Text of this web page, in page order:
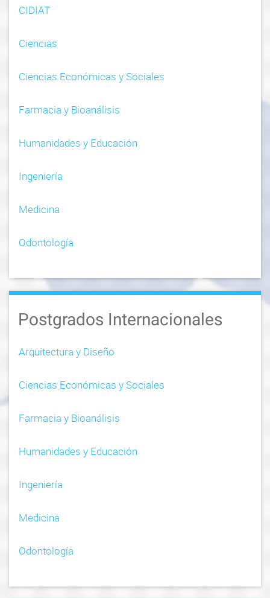
CIDIAT
Ciencias
Ciencias Económicas y Sociales
Farmacia y Bioanálisis
Humanidades y Educación
Ingeniería
Medicina
Odontología
Postgrados Internacionales
Arquitectura y Diseño
Ciencias Económicas y Sociales
Farmacia y Bioanálisis
Humanidades y Educación
Ingeniería
Medicina
Odontología